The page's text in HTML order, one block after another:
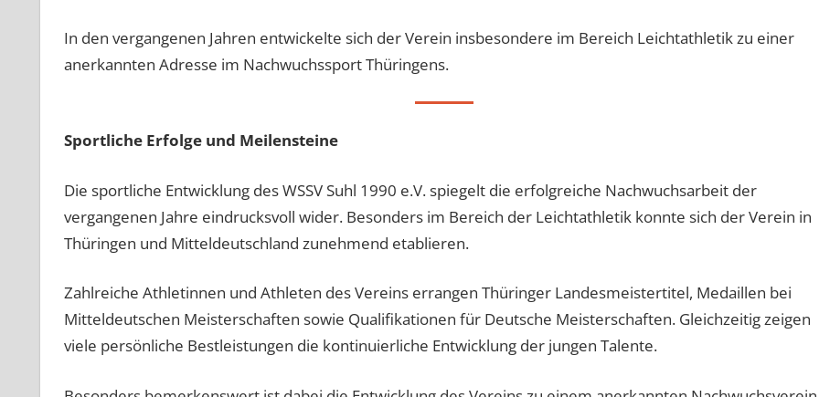
In den vergangenen Jahren entwickelte sich der Verein insbesondere im Bereich Leichtathletik zu einer
anerkannten Adresse im Nachwuchssport Thüringens.
Sportliche Erfolge und Meilensteine
Die sportliche Entwicklung des WSSV Suhl 1990 e.V. spiegelt die erfolgreiche Nachwuchsarbeit der
vergangenen Jahre eindrucksvoll wider. Besonders im Bereich der Leichtathletik konnte sich der Verein in
Thüringen und Mitteldeutschland zunehmend etablieren.
Zahlreiche Athletinnen und Athleten des Vereins errangen Thüringer Landesmeistertitel, Medaillen bei
Mitteldeutschen Meisterschaften sowie Qualifikationen für Deutsche Meisterschaften. Gleichzeitig zeigen
viele persönliche Bestleistungen die kontinuierliche Entwicklung der jungen Talente.